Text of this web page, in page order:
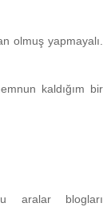
olmuş yapmayalı.
kaldığım bir
aralar blogları